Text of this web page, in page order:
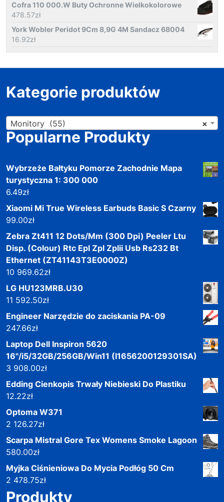
Cofra 110 000.W Buty Ochronne Wielkokolorowe
478.57zł
York Wobler Peridot 9Cm 8,9G 4M Sandacz 68004
16.92zł
Kategorie produktów
×
Monitory (55)
Popularne Produkty
Wybrzeże Bałtyku Pomorze Zachodnie Mapa
turystyczna 1: 300 000
6.49zł
Xiaomi Mi True Wireless Earbuds Basic S Czarny
99.00zł
Zebra Zt411 12 Dots/Mm (300 Dpi) Peeler Ltu
Disp. (Colour) Rtc Epl Zpl Zplii Usb Rs232 Bt
Ethernet (ZT41143T3E0000Z)
10 969.62zł
LG HU123MRB.U30
11 592.50zł
Engineer Narzędzie do zaciskania PA-09
247.66zł
Laptop Dell Inspiron 5620
16"/i5/32GB/256GB/Win11 (I1656200129301SA)
3 908.00zł
Edding Cienkopis Trwały Niebieski Do Plastiku
12.22zł
Optoma W371
2 126.27zł
Scarpa Mistral Gore Tex Womens Smoke Lagoon
580.00zł
Myjka Ciśnieniowa Do Mycia Podłóg 50 Cm
2 478.75zł
Produkty